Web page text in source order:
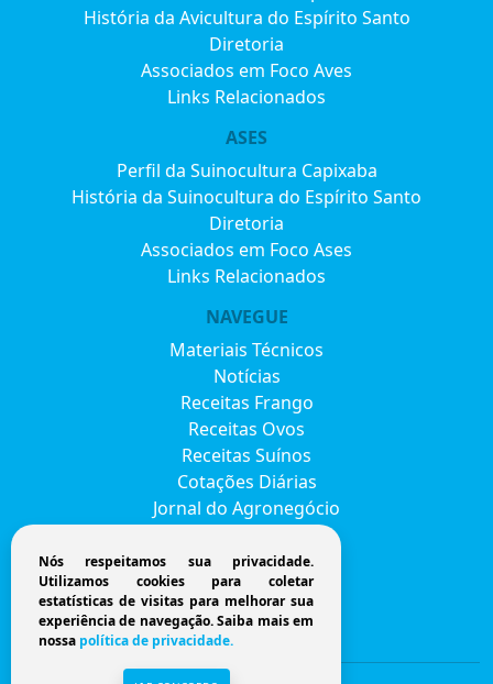
História da Avicultura do Espírito Santo
Diretoria
Associados em Foco Aves
Links Relacionados
ASES
Perfil da Suinocultura Capixaba
História da Suinocultura do Espírito Santo
Diretoria
Associados em Foco Ases
Links Relacionados
NAVEGUE
Materiais Técnicos
Notícias
Receitas Frango
Receitas Ovos
Receitas Suínos
Cotações Diárias
Jornal do Agronegócio
Envie seu currículo
FAVESU 2026
Fale Conosco
Nós respeitamos sua privacidade.
Utilizamos cookies para coletar
estatísticas de visitas para melhorar sua
experiência de navegação. Saiba mais em
nossa política de privacidade.